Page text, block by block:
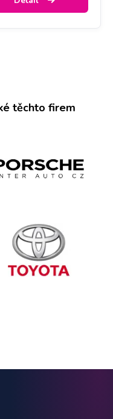
těchto firem